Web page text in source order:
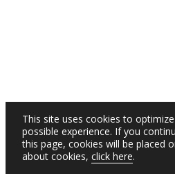
This site uses cookies to
possible experience. If you
this page, cookies will be placed
about cookies, click here.